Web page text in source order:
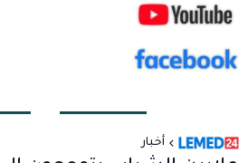
أخبار